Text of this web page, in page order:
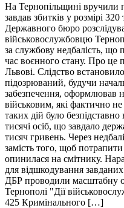
На Тернопільщині вручили
завдав збитків у розмірі
Державного бюро
військовослужбовцю
за службову недбалість, що
час воєнного стану. Про це
Львові. Слідство
підозрюваний, будучи
забезпечення, оформлював
військовим, які фактично
таких дій було
тисячі осіб, що завдало
тисяч гривень. Через
замість того, щоб
опинилася на смітнику.
для відшкодування
ДБР проводили масштабну
Тернополі "Дії
425 Кримінального […]